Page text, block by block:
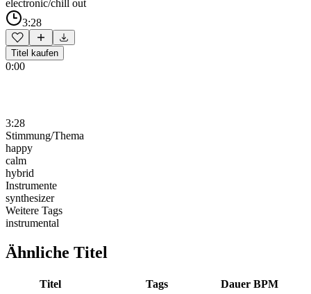
electronic/chill out
3:28
Titel kaufen
0:00
3:28
Stimmung/Thema
happy
calm
hybrid
Instrumente
synthesizer
Weitere Tags
instrumental
Ähnliche Titel
Titel Tags Dauer BPM